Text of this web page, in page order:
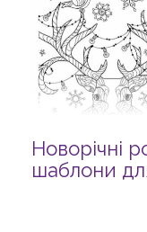
Новорічні
шаблони